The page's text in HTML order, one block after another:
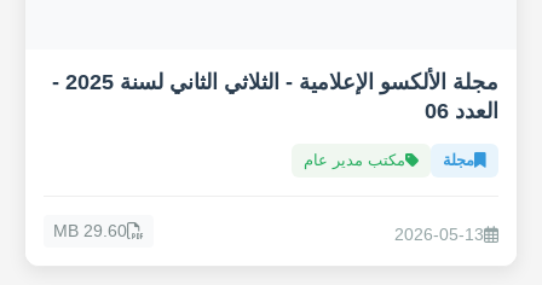
مجلة الألكسو الإعلامية - الثلاثي الثاني لسنة 2025 -
العدد 06
مجلة مكتب مدير عام
2026-05-13
29.60 MB